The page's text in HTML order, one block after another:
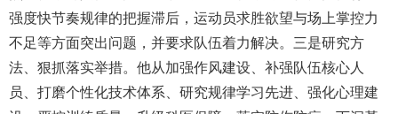
强度快节奏规律的把握滞后，运动员求胜欲望与场上掌控力
不足等方面突出问题，并要求队伍着力解决。三是研究方
法、狠抓落实举措。他从加强作风建设、补强队伍核心人
员、打磨个性化技术体系、研究规律学习先进、强化心理建